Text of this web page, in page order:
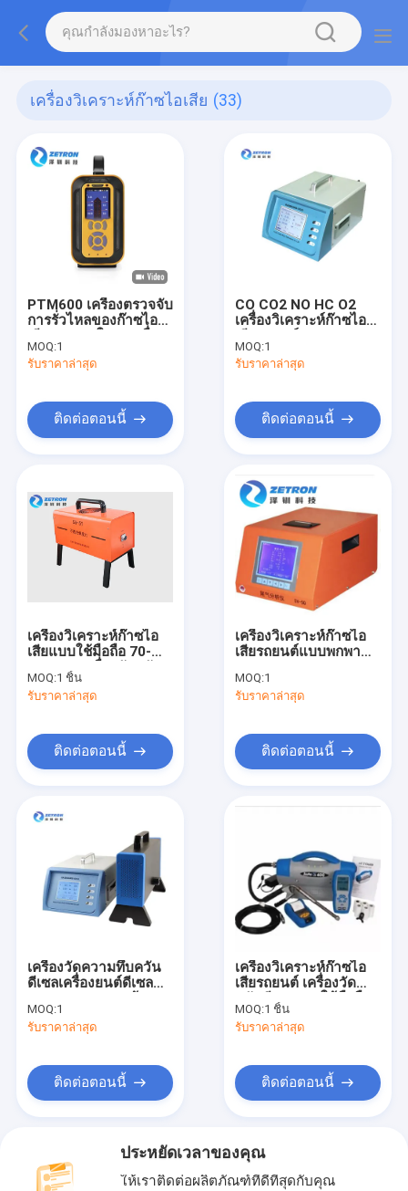
เครื่องวิเคราะห์ก๊าซไอเสีย (33)
PTM600 เครื่องตรวจจับ
การรั่วไหลของก๊าซไอ
ตรวจจับก๊าซคอมโพสิต
MOQ:1
รับราคาล่าสุด
ติดต่อตอนนี้
CO CO2 NO HC O2
เครื่องวิเคราะห์ก๊าซไอ
260*180*360mm
MOQ:1
รับราคาล่าสุด
ติดต่อตอนนี้
เครื่องวิเคราะห์ก๊าซไอ
เสียแบบใช้มือถือ 70-
106Kps เครื่องวัดควัน
ไฟดีเซลรถยนต์
MOQ:1 ชิ้น
รับราคาล่าสุด
ติดต่อตอนนี้
เครื่องวิเคราะห์ก๊าซไอ
เสียรถยนต์แบบพกพา
เซ็นเซอร์การเคลื่อนไหว
ที่นำเข้า
MOQ:1
รับราคาล่าสุด
ติดต่อตอนนี้
เครื่องวัดความทึบควัน
ดีเซลเครื่องยนต์ดีเซล
จอแสดงผล LCD แบบเรี
ยลไทม์
MOQ:1
รับราคาล่าสุด
ติดต่อตอนนี้
เครื่องวิเคราะห์ก๊าซไอ
เสียรถยนต์ เครื่องวัด
ควันดีเซลแบบใช้มือถือ
พร้อมการทำงานของ
แบตเตอรี่
MOQ:1 ชิ้น
รับราคาล่าสุด
ติดต่อตอนนี้
ประหยัดเวลาของคุณ
ให้เราติดต่อผลิตภัณฑ์ที่ดีที่สุดกับคุณ